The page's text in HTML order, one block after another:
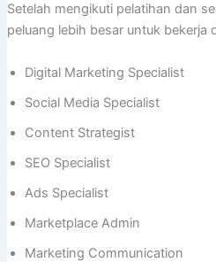
Setelah mengikuti pelatihan dan
peluang lebih besar untuk bekerja
Digital Marketing Specialist
Social Media Specialist
Content Strategist
SEO Specialist
Ads Specialist
Marketplace Admin
Marketing Communication